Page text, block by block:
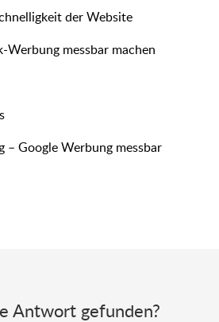
der Website
Werbung messbar machen
– Google Werbung messbar
Antwort gefunden?